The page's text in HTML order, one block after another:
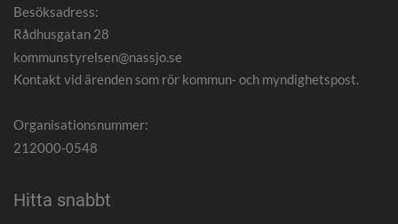
Besöksadress:
Rådhusgatan 28
kommunstyrelsen@nassjo.se
Kontakt vid ärenden som rör kommun- och myndighetspost.
Organisationsnummer:
212000-0548
Hitta snabbt